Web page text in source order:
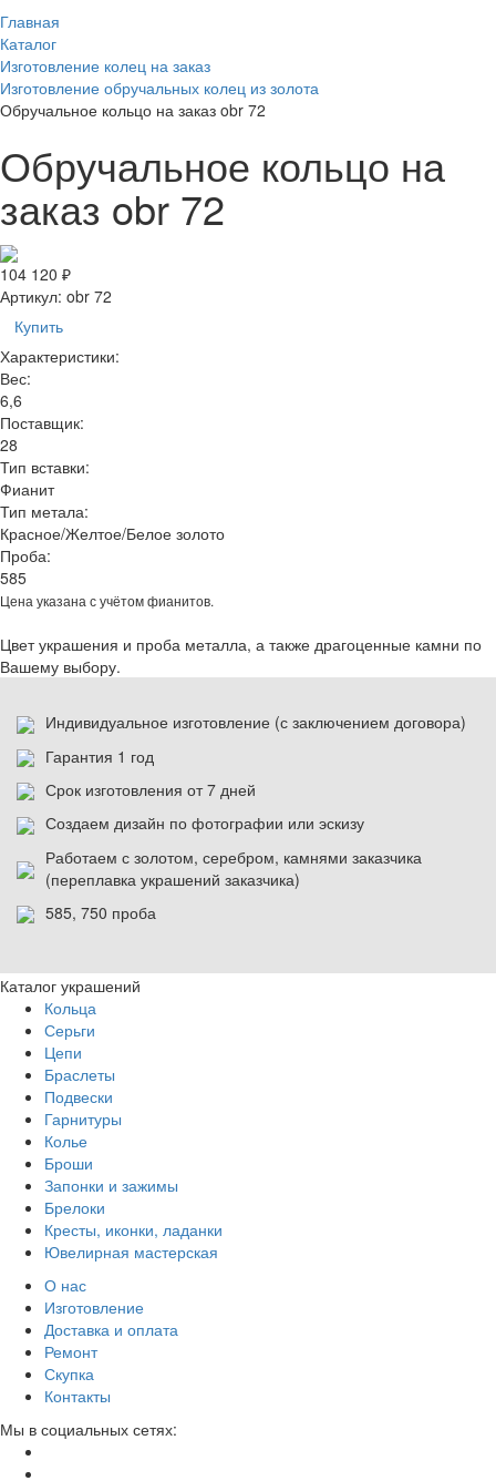
Главная
Каталог
Изготовление колец на заказ
Изготовление обручальных колец из золота
Обручальное кольцо на заказ obr 72
Обручальное кольцо на
заказ obr 72
104 120 ₽
Артикул: obr 72
Купить
Характеристики:
Вес:
6,6
Поставщик:
28
Тип вставки:
Фианит
Тип метала:
Красное/Желтое/Белое золото
Проба:
585
Цена указана с учётом фианитов.
Цвет украшения и проба металла, а также драгоценные камни по
Вашему выбору.
Индивидуальное изготовление (с заключением договора)
Гарантия 1 год
Срок изготовления от 7 дней
Создаем дизайн по фотографии или эскизу
Работаем с золотом, серебром, камнями заказчика
(переплавка украшений заказчика)
585, 750 проба
Каталог украшений
Кольца
Серьги
Цепи
Браслеты
Подвески
Гарнитуры
Колье
Броши
Запонки и зажимы
Брелоки
Кресты, иконки, ладанки
Ювелирная мастерская
О нас
Изготовление
Доставка и оплата
Ремонт
Скупка
Контакты
Мы в социальных сетях: